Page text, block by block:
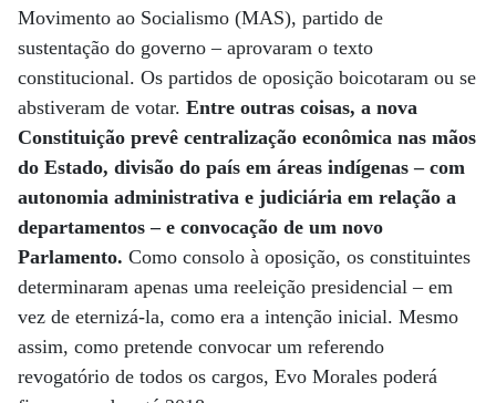
Movimento ao Socialismo (MAS), partido de
sustentação do governo – aprovaram o texto
constitucional. Os partidos de oposição boicotaram ou se
abstiveram de votar. Entre outras coisas, a nova
Constituição prevê centralização econômica nas mãos
do Estado, divisão do país em áreas indígenas – com
autonomia administrativa e judiciária em relação a
departamentos – e convocação de um novo
Parlamento. Como consolo à oposição, os constituintes
determinaram apenas uma reeleição presidencial – em
vez de eternizá-la, como era a intenção inicial. Mesmo
assim, como pretende convocar um referendo
revogatório de todos os cargos, Evo Morales poderá